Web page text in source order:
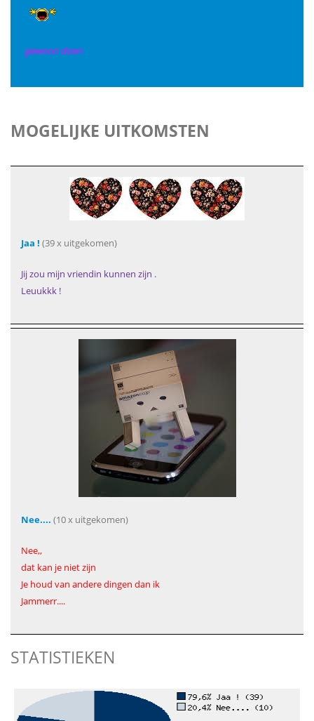
gewoon doen
MOGELIJKE UITKOMSTEN
Jaa ! (39 x uitgekomen)
Jij zou mijn vriendin kunnen zijn .
Leuukkk !
Nee.... (10 x uitgekomen)
Nee,,
dat kan je niet zijn
Je houd van andere dingen dan ik
Jammerr....
STATISTIEKEN